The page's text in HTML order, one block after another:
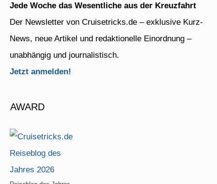
Jede Woche das Wesentliche aus der Kreuzfahrt
Der Newsletter von Cruisetricks.de – exklusive Kurz-
News, neue Artikel und redaktionelle Einordnung –
unabhängig und journalistisch.
Jetzt anmelden!
AWARD